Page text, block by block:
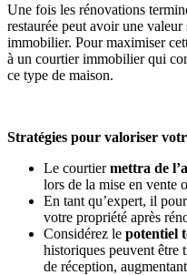
Une fois les rénovations
restaurée peut avoir une
immobilier. Pour maximiser
à un courtier immobilier qui
ce type de maison.
Stratégies pour valoriser
Le courtiermettra de
lors de la mise en vente
En tant qu’expert, il
votre propriété après
Considérez le potentiel
historiques peuvent être
de réception,